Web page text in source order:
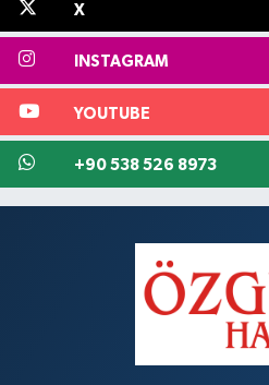
X
INSTAGRAM
YOUTUBE
+90 538 526 8973